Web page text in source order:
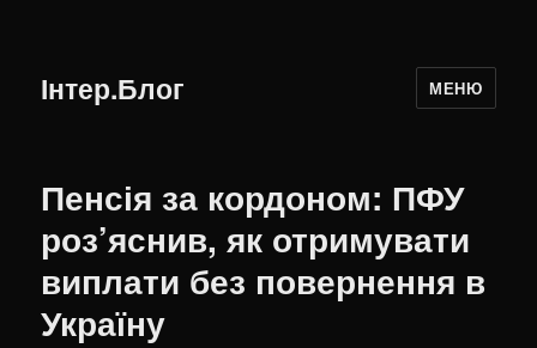
Інтер.Блог МЕНЮ
Пенсія за кордоном: ПФУ
роз’яснив, як отримувати
виплати без повернення в
Україну